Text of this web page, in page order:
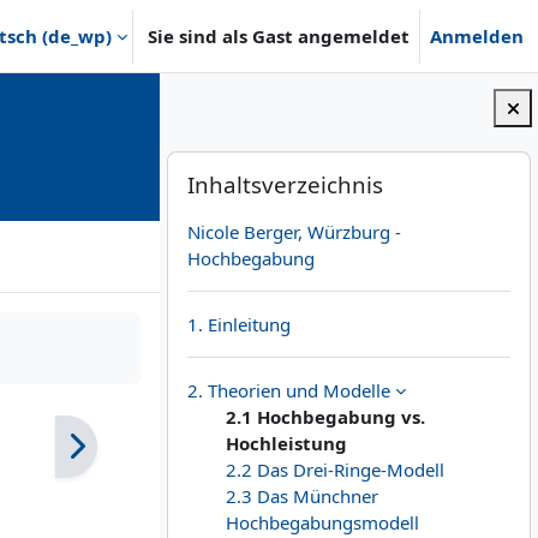
‎(de_wp)‎ Sie sind als Gast angemeldet Anmelden
Blöcke
Inhaltsverzeichnis überspringen
Inhaltsverzeichnis
Nicole Berger, Würzburg -
Hochbegabung
1. Einleitung
2. Theorien und Modelle
2.1 Hochbegabung vs.
Hochleistung
2.2 Das Drei-Ringe-Modell
2.3 Das Münchner
Hochbegabungsmodell